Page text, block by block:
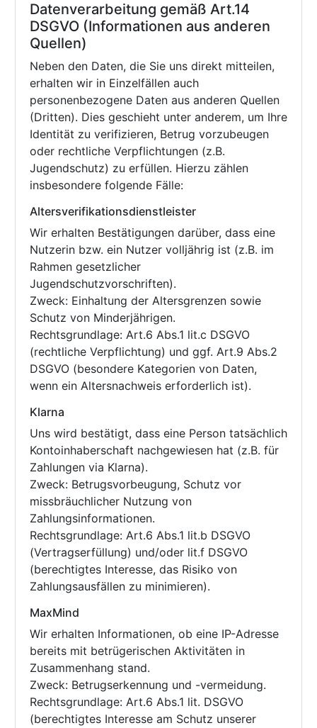
Datenverarbeitung gemäß Art.14
DSGVO (Informationen aus anderen
Quellen)
Neben den Daten, die Sie uns direkt mitteilen,
erhalten wir in Einzelfällen auch
personenbezogene Daten aus anderen Quellen
(Dritten). Dies geschieht unter anderem, um Ihre
Identität zu verifizieren, Betrug vorzubeugen
oder rechtliche Verpflichtungen (z.B.
Jugendschutz) zu erfüllen. Hierzu zählen
insbesondere folgende Fälle:
Altersverifikationsdienstleister
Wir erhalten Bestätigungen darüber, dass eine
Nutzerin bzw. ein Nutzer volljährig ist (z.B. im
Rahmen gesetzlicher
Jugendschutzvorschriften).
Zweck: Einhaltung der Altersgrenzen sowie
Schutz von Minderjährigen.
Rechtsgrundlage: Art.6 Abs.1 lit.c DSGVO
(rechtliche Verpflichtung) und ggf. Art.9 Abs.2
DSGVO (besondere Kategorien von Daten,
wenn ein Altersnachweis erforderlich ist).
Klarna
Uns wird bestätigt, dass eine Person tatsächlich
Kontoinhaberschaft nachgewiesen hat (z.B. für
Zahlungen via Klarna).
Zweck: Betrugsvorbeugung, Schutz vor
missbräuchlicher Nutzung von
Zahlungsinformationen.
Rechtsgrundlage: Art.6 Abs.1 lit.b DSGVO
(Vertragserfüllung) und/oder lit.f DSGVO
(berechtigtes Interesse, das Risiko von
Zahlungsausfällen zu minimieren).
MaxMind
Wir erhalten Informationen, ob eine IP-Adresse
bereits mit betrügerischen Aktivitäten in
Zusammenhang stand.
Zweck: Betrugserkennung und -vermeidung.
Rechtsgrundlage: Art.6 Abs.1 lit. DSGVO
(berechtigtes Interesse am Schutz unserer